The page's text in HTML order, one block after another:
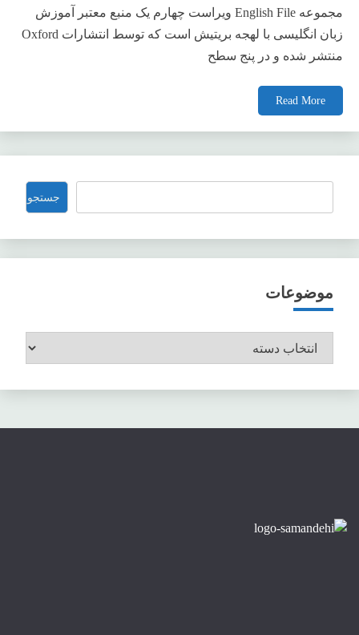
مجموعه English File ویراست چهارم یک منبع معتبر آموزش
زبان انگلیسی با لهجه بریتیش است که توسط انتشارات Oxford
منتشر شده و در پنج سطح
Read More
جستجو
موضوعات
موضوعات